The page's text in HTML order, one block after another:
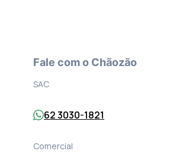
Fale com o Chãozão
SAC
62 3030-1821
Comercial